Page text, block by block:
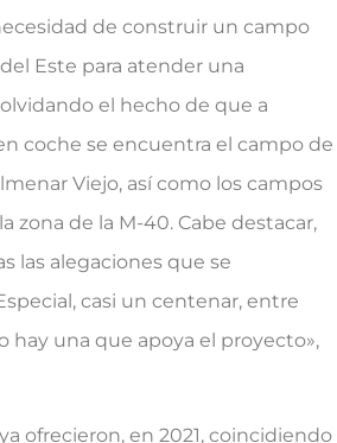
de construir un campo
Este para atender una
el hecho de que a
coche se encuentra el campo de
Viejo, así como los campos
zona de la M-40. Cabe destacar,
las alegaciones que se
casi un centenar, entre
hay una que apoya el proyecto»,
en 2021, coincidiendo